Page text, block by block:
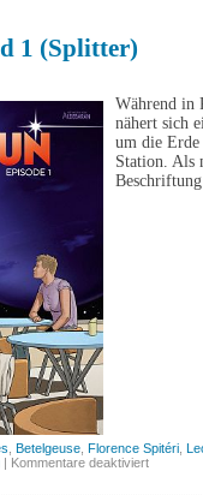
1 (Splitter)
Während in
nähert sich
um die
Station. Als
Betelgeuse Florence Spitéri
| Kommentare deaktiviertfür